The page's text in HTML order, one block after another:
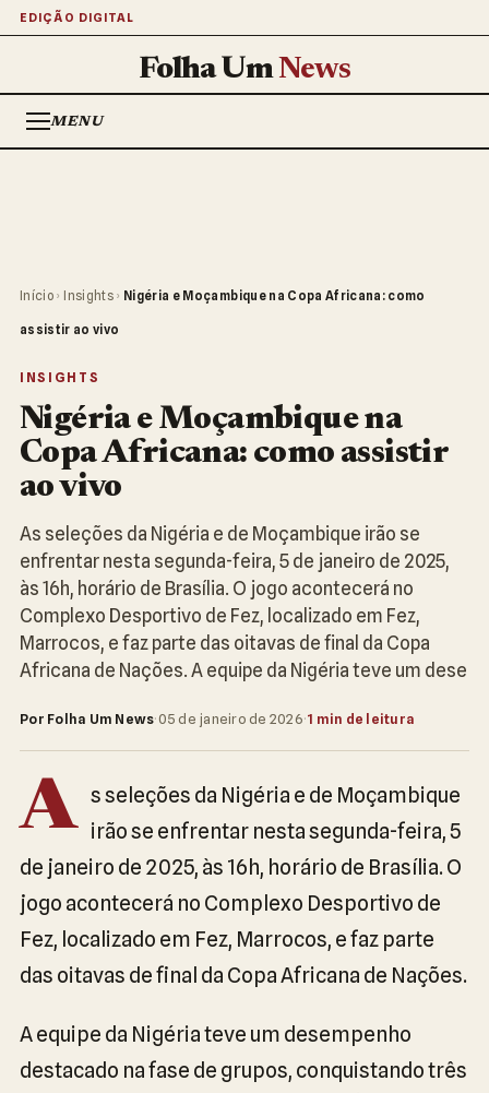
EDIÇÃO DIGITAL
Folha UmNews
MENU
Início › Insights › Nigéria e Moçambique na Copa Africana: como
assistir ao vivo
INSIGHTS
Nigéria e Moçambique na
Copa Africana: como assistir
ao vivo
As seleções da Nigéria e de Moçambique irão se
enfrentar nesta segunda-feira, 5 de janeiro de 2025,
às 16h, horário de Brasília. O jogo acontecerá no
Complexo Desportivo de Fez, localizado em Fez,
Marrocos, e faz parte das oitavas de final da Copa
Africana de Nações. A equipe da Nigéria teve um dese
Por Folha Um News·05 de janeiro de 2026·1 min de leitura
A s seleções da Nigéria e de Moçambique
irão se enfrentar nesta segunda-feira, 5
de janeiro de 2025, às 16h, horário de Brasília. O
jogo acontecerá no Complexo Desportivo de
Fez, localizado em Fez, Marrocos, e faz parte
das oitavas de final da Copa Africana de Nações.
A equipe da Nigéria teve um desempenho
destacado na fase de grupos, conquistando três